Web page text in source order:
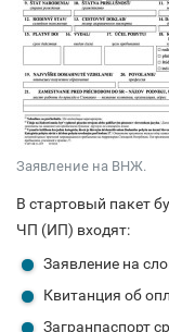
Заявление на ВНЖ.
В стартовый пакет
ЧП (ИП) входят:
Заявление на
Квитанция об
Загранпаспорт